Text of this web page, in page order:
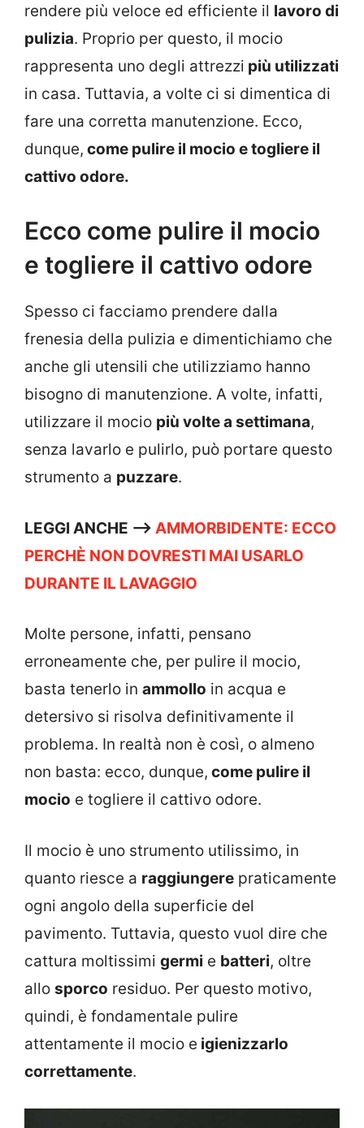
rendere più veloce ed efficiente il lavoro di
pulizia. Proprio per questo, il mocio
rappresenta uno degli attrezzi più utilizzati
in casa. Tuttavia, a volte ci si dimentica di
fare una corretta manutenzione. Ecco,
dunque, come pulire il mocio e togliere il
cattivo odore.
Ecco come pulire il mocio
e togliere il cattivo odore
Spesso ci facciamo prendere dalla
frenesia della pulizia e dimentichiamo che
anche gli utensili che utilizziamo hanno
bisogno di manutenzione. A volte, infatti,
utilizzare il mocio più volte a settimana,
senza lavarlo e pulirlo, può portare questo
strumento a puzzare.
LEGGI ANCHE –> AMMORBIDENTE: ECCO
PERCHÈ NON DOVRESTI MAI USARLO
DURANTE IL LAVAGGIO
Molte persone, infatti, pensano
erroneamente che, per pulire il mocio,
basta tenerlo in ammollo in acqua e
detersivo si risolva definitivamente il
problema. In realtà non è così, o almeno
non basta: ecco, dunque, come pulire il
mocio e togliere il cattivo odore.
Il mocio è uno strumento utilissimo, in
quanto riesce a raggiungere praticamente
ogni angolo della superficie del
pavimento. Tuttavia, questo vuol dire che
cattura moltissimi germi e batteri, oltre
allo sporco residuo. Per questo motivo,
quindi, è fondamentale pulire
attentamente il mocio e igienizzarlo
correttamente.